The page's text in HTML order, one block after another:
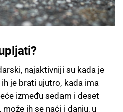
najaktivniji su kada je
je brati ujutro, kada ima
između sedam i deset
ih se naći i danju, u